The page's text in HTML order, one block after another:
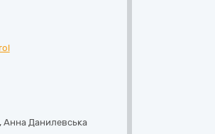
Анна Данилевська